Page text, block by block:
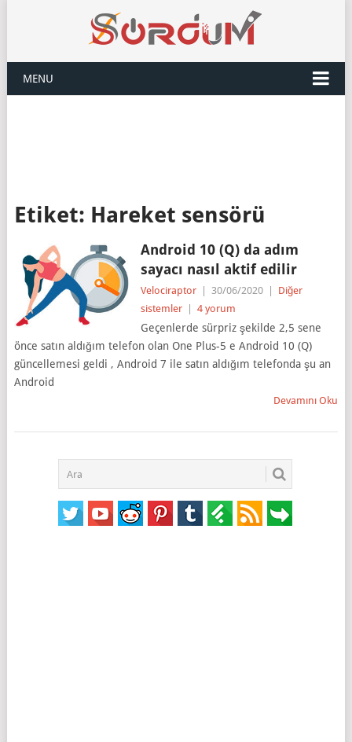
MENU
Etiket: Hareket sensörü
Android 10 (Q) da adım
sayacı nasıl aktif edilir
Velociraptor 30/06/2020
Diğer
sistemler
4 yorum
Geçenlerde sürpriz şekilde 2,5 sene
önce satın aldığım telefon olan One Plus-5 e Android 10 (Q)
güncellemesi geldi , Android 7 ile satın aldığım telefonda şu an
Android
Devamını Oku